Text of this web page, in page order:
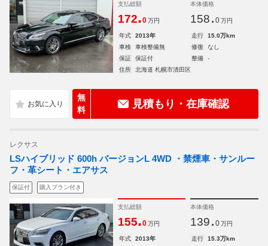
支払総額
172.0 万円
本体価格
158. 0 万円
年式 2013年 走行
15.0万km
車検
車検整備無 修復
なし
保証
保証付 整備
-
住所
北海道 札幌市清田区
無
料
見積もり・在庫確認
レクサス
LSハイブリッド 600h バージョンL 4WD ・禁煙車・サンルー
フ・革シート・エアサス
保証付 購入プラン付き
支払総額
155.0 万円
本体価格
139. 0 万円
年式 2013年 走行
15.3万km